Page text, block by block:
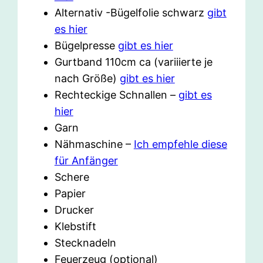
Alternativ -Bügelfolie schwarz gibt
es hier
Bügelpresse gibt es hier
Gurtband 110cm ca (variiierte je
nach Größe) gibt es hier
Rechteckige Schnallen – gibt es
hier
Garn
Nähmaschine – Ich empfehle diese
für Anfänger
Schere
Papier
Drucker
Klebstift
Stecknadeln
Feuerzeug (optional)